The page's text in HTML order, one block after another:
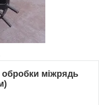
обробки міжрядь